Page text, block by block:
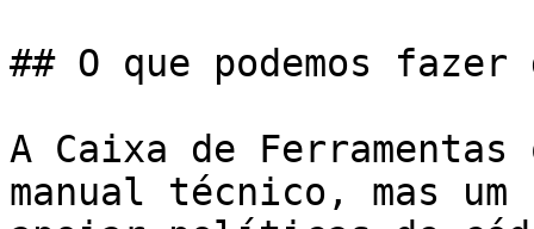
## O que podemos
A Caixa de
manual técnico, mas